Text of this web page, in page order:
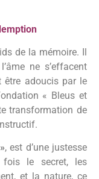
de la mémoire. Il
ne s’effacent
être adoucis par le
« Bleus et
transformation de
, est d’une justesse
le secret, les
et la nature, ce